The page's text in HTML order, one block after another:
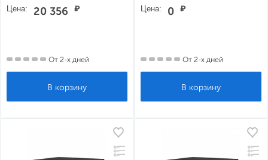
Цена: 20 356 ₽
От 2-х дней
Цена: 0 ₽
От 2-х дней